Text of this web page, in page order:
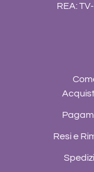
REA:
Resi e